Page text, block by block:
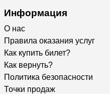
Информация
О нас
Правила оказания услуг
Как купить билет?
Как вернуть?
Политика безопасности
Точки продаж